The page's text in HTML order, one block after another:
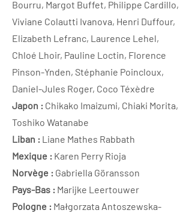
Bourru, Margot Buffet, Philippe Cardillo,
Viviane Colautti Ivanova, Henri Duffour,
Elizabeth Lefranc, Laurence Lehel,
Chloé Lhoir, Pauline Loctin, Florence
Pinson-Ynden, Stéphanie Poincloux,
Daniel-Jules Roger, Coco Téxèdre
​Japon : Chikako Imaizumi, Chiaki Morita,
Toshiko Watanabe
Liban : Liane Mathes Rabbath
Mexique : Karen Perry Rioja
Norvège : Gabriella Göransson
Pays-Bas : Marijke Leertouwer
Pologne : Małgorzata Antoszewska-